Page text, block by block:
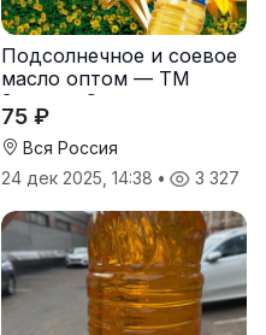
Подсолнечное и соевое
масло оптом — ТМ
Золотая Семечка
75 ₽
Вся Россия
24 дек 2025, 14:38 • 3 327